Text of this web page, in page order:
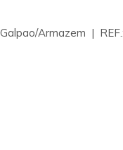
Armazem |